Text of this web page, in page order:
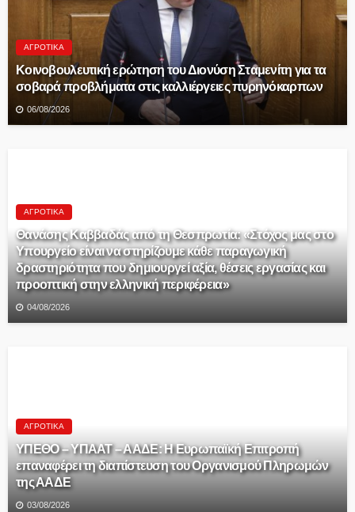
ΑΓΡΟΤΙΚΆ
Κοινοβουλευτική ερώτηση του Διονύση Σταμενίτη για τα
σοβαρά προβλήματα στις καλλιέργειες πυρηνόκαρπων
06/08/2026
ΑΓΡΟΤΙΚΆ
Θανάσης Καββαδάς από τη Θεσπρωτία: «Στόχος μας στο
Υπουργείο είναι να στηρίζουμε κάθε παραγωγική
δραστηριότητα που δημιουργεί αξία, θέσεις εργασίας και
προοπτική στην ελληνική περιφέρεια»
04/08/2026
ΑΓΡΟΤΙΚΆ
ΥΠΕΘΟ – ΥΠΑΑΤ – ΑΑΔΕ: H Ευρωπαϊκή Επιτροπή
επαναφέρει τη διαπίστευση του Οργανισμού Πληρωμών
της ΑΑΔΕ
03/08/2026